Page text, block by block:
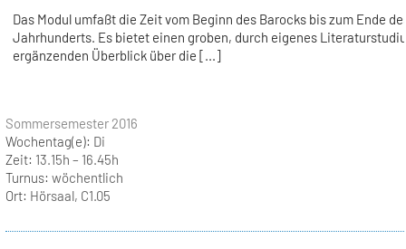
Das Modul umfaßt die Zeit vom Beginn des Barocks bis zum Ende
Jahrhunderts. Es bietet einen groben, durch eigenes
ergänzenden Überblick über die [...]
Sommersemester 2016
Wochentag(e): Di
Zeit: 13.15h – 16.45h
Turnus: wöchentlich
Ort: Hörsaal, C1.05